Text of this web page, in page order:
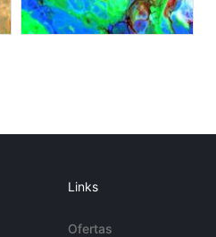
Links
Ofertas